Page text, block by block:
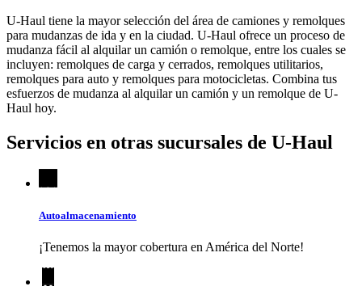
U-Haul tiene la mayor selección del área de camiones y remolques
para mudanzas de ida y en la ciudad. U-Haul ofrece un proceso de
mudanza fácil al alquilar un camión o remolque, entre los cuales se
incluyen: remolques de carga y cerrados, remolques utilitarios,
remolques para auto y remolques para motocicletas. Combina tus
esfuerzos de mudanza al alquilar un camión y un remolque de U-
Haul hoy.
Servicios en otras sucursales de U-Haul
Autoalmacenamiento
¡Tenemos la mayor cobertura en América del Norte!